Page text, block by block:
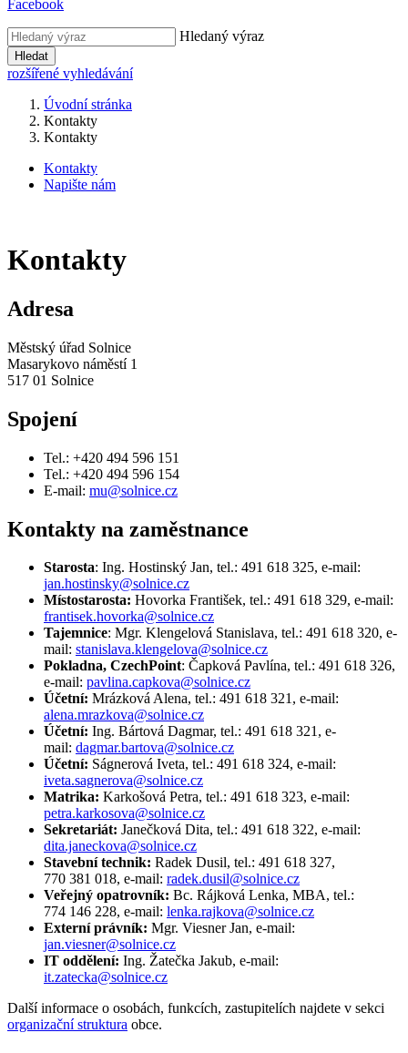
Facebook
Hledaný výraz
Hledat
rozšířené vyhledávání
Úvodní stránka
Kontakty
Kontakty
Kontakty
Napište nám
Kontakty
Adresa
Městský úřad Solnice
Masarykovo náměstí 1
517 01 Solnice
Spojení
Tel.: +420 494 596 151
Tel.: +420 494 596 154
E-mail: mu@solnice.cz
Kontakty na zaměstnance
Starosta: Ing. Hostinský Jan, tel.: 491 618 325, e-mail:
jan.hostinsky@solnice.cz
Místostarosta: Hovorka František, tel.: 491 618 329, e-mail:
frantisek.hovorka@solnice.cz
Tajemnice: Mgr. Klengelová Stanislava, tel.: 491 618 320, e-
mail: stanislava.klengelova@solnice.cz
Pokladna, CzechPoint: Čapková Pavlína, tel.: 491 618 326,
e-mail: pavlina.capkova@solnice.cz
Účetní: Mrázková Alena, tel.: 491 618 321, e-mail:
alena.mrazkova@solnice.cz
Účetní: Ing. Bártová Dagmar, tel.: 491 618 321, e-
mail: dagmar.bartova@solnice.cz
Účetní: Ságnerová Iveta, tel.: 491 618 324, e-mail:
iveta.sagnerova@solnice.cz
Matrika: Karkošová Petra, tel.: 491 618 323, e-mail:
petra.karkosova@solnice.cz
Sekretariát: Janečková Dita, tel.: 491 618 322, e-mail:
dita.janeckova@solnice.cz
Stavební technik: Radek Dusil, tel.: 491 618 327,
770 381 018, e-mail: radek.dusil@solnice.cz
Veřejný opatrovník: Bc. Rájková Lenka, MBA, tel.:
774 146 228, e-mail: lenka.rajkova@solnice.cz
Externí právník: Mgr. Viesner Jan, e-mail:
jan.viesner@solnice.cz
IT oddělení: Ing. Žatečka Jakub, e-mail:
it.zatecka@solnice.cz
Další informace o osobách, funkcích, zastupitelích najdete v sekci
organizační struktura obce.